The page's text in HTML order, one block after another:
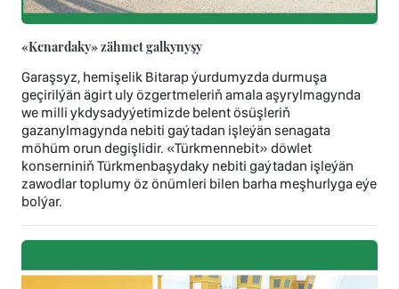
«Kenardaky» zähmet galkynyşy
Garaşsyz, hemişelik Bitarap ýurdumyzda durmuşa
geçirilýän ägirt uly özgertmeleriň amala aşyrylmagynda
we milli ykdysadyýetimizde belent ösüşleriň
gazanylmagynda nebiti gaýtadan işleýän senagata
möhüm orun degişlidir. «Türkmennebit» döwlet
konserniniň Türkmenbaşydaky nebiti gaýtadan işleýän
zawodlar toplumy öz önümleri bilen barha meşhurlyga eýe
bolýar.